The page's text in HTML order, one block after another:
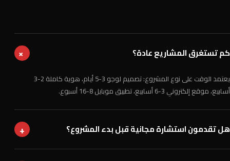
كم تستغرق المشاريع عادة؟ +
يعتمد الوقت على نوع المشروع: تصميم لوجو 3-5 أيام، هوية كاملة 2-3
أسابيع، موقع إلكتروني 3-6 أسابيع، تطبيق موبايل 8-16 أسبوع.
هل تقدمون استشارة مجانية قبل بدء المشروع؟ +